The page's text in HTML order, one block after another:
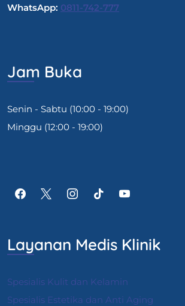
WhatsApp: 0811-742-777
Jam Buka
Senin - Sabtu (10:00 - 19:00)
Minggu (12:00 - 19:00)
Layanan Medis Klinik
Spesialis Kulit dan Kelamin
Spesialis Estetika dan Anti Aging